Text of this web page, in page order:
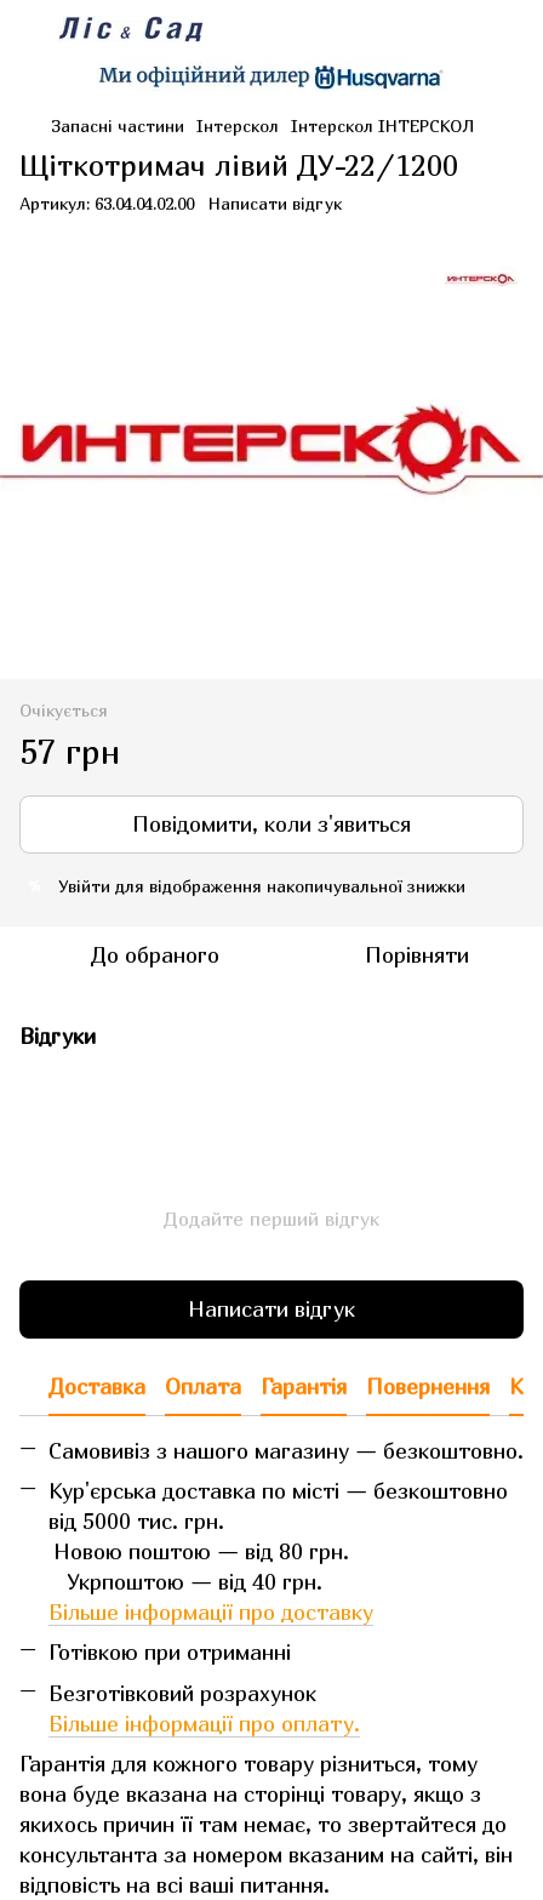
Запасні частини Інтерскол Інтерскол ІНТЕРСКОЛ
Щіткотримач лівий ДУ-22/1200
Артикул: 63.04.04.02.00 Написати відгук
Очікується
57 грн
Повідомити, коли з'явиться
Увійти для відображення накопичувальної знижки
До обраного Порівняти
Відгуки
Додайте перший відгук
Написати відгук
Доставка Оплата Гарантія Повернення
Самовивіз з нашого магазину — безкоштовно.
Кур'єрська доставка по місті — безкоштовно
від 5000 тис. грн.
Новою поштою — від 80 грн.
Укрпоштою — від 40 грн.
Більше інформації про доставку
Готівкою при отриманні
Безготівковий розрахунок
Більше інформації про оплату.
Гарантія для кожного товару різниться, тому
вона буде вказана на сторінці товару, якщо з
якихось причин її там немає, то звертайтеся до
консультанта за номером вказаним на сайті, він
відповість на всі ваші питання.